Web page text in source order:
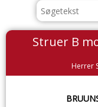
Struer B
Herrer